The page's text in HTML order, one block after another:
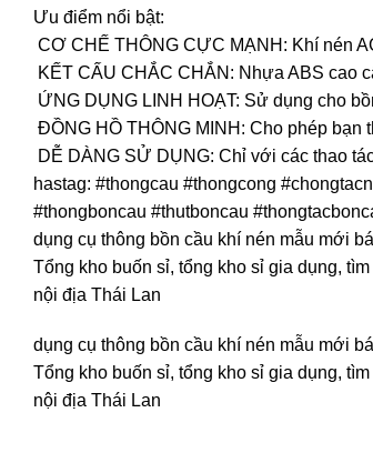
Ưu điểm nổi bật:
CƠ CHẾ THÔNG CỰC MẠNH: Khí nén
KẾT CẤU CHẮC CHẮN: Nhựa ABS cao
ỨNG DỤNG LINH HOẠT: Sử dụng cho
ĐỒNG HỒ THÔNG MINH: Cho phép bạn
DỄ DÀNG SỬ DỤNG: Chỉ với các thao
hastag: #thongcau #thongcong
#thongboncau #thutboncau
dụng cụ thông bồn cầu khí nén mẫu mới
Tổng kho buốn sỉ, tổng kho sỉ gia dụng,
nội địa Thái Lan
dụng cụ thông bồn cầu khí nén mẫu mới
Tổng kho buốn sỉ, tổng kho sỉ gia dụng,
nội địa Thái Lan